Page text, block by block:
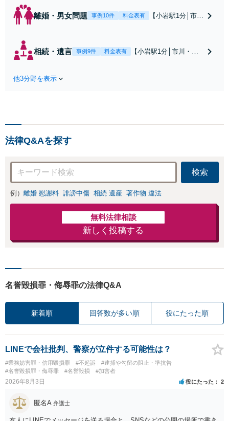
離婚・男女問題 事例10件 料金表有
【小岩駅1分│市
回避、裁判提起前
の和解、子の認知
相続・遺言 事例9件 料金表有
【小岩駅1分│市川・船
しい地域の皆さまも、
休日対応可】
他3分野を表示
法律Q&Aを探す
検索
例） 離婚 慰謝料 誹謗中傷 相続 遺産 著作物 違法
無料法律相談
新しく投稿する
名誉毀損罪・侮辱罪の法律Q&A
新着順 回答数が多い順 役にたった順
LINEで会社批判、警察が立件する可能性は？
#業務妨害罪・信用毀損罪 #不起訴
#逮捕や勾留の阻止・準抗告
#名誉毀損罪・侮辱罪
#名誉毀損 #加害者
2026年8月3日 役にたった 2
匿名A 弁護士